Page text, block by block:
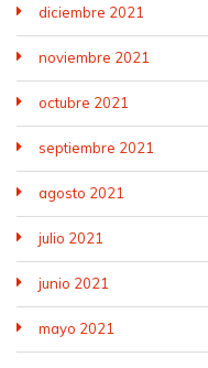
diciembre 2021
noviembre 2021
octubre 2021
septiembre 2021
agosto 2021
julio 2021
junio 2021
mayo 2021